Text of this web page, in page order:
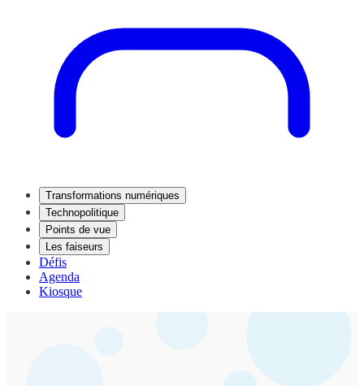
Transformations numériques
Technopolitique
Points de vue
Les faiseurs
Défis
Agenda
Kiosque